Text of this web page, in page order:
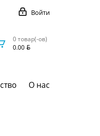
Войти
0 товар(-ов)
0.00
О нас